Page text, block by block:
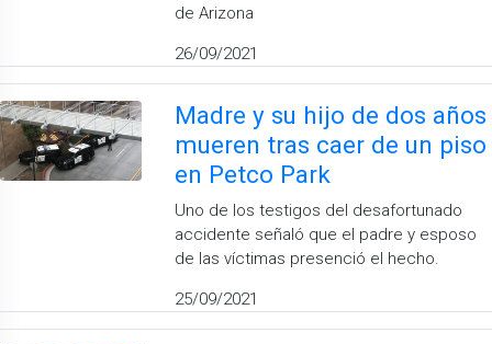
de Arizona
26/09/2021
Madre y su hijo de dos años
mueren tras caer de un piso
en Petco Park
Uno de los testigos del desafortunado
accidente señaló que el padre y esposo
de las víctimas presenció el hecho.
25/09/2021